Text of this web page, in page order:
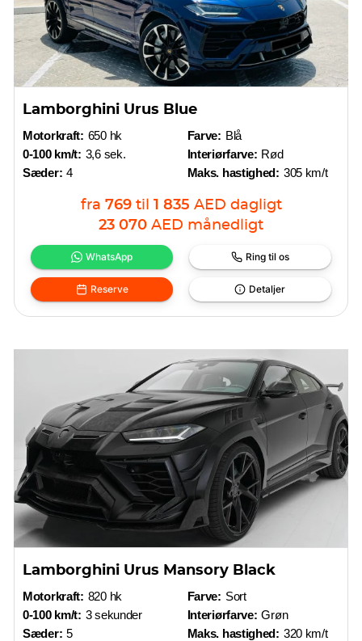
Lamborghini Urus Blue
Motorkraft: 650 hk
0-100 km/t: 3,6 sek.
Sæder: 4
Farve: Blå
Interiørfarve: Rød
Maks. hastighed: 305 km/t
fra 769 til 1 835 AED dagligt
23 070 AED månedligt
WhatsApp Ring til os
Reserve Detaljer
Lamborghini Urus Mansory Black
Motorkraft: 820 hk
0-100 km/t: 3 sekunder
Sæder: 5
Farve: Sort
Interiørfarve: Grøn
Maks. hastighed: 320 km/t